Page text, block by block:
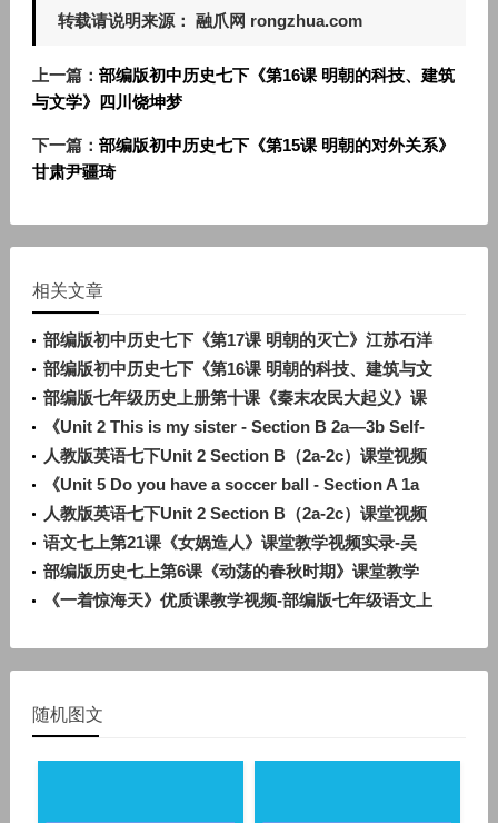
转载请说明来源： 融爪网 rongzhua.com
上一篇： 部编版初中历史七下《第16课 明朝的科技、建筑
与文学》四川饶坤梦
下一篇： 部编版初中历史七下《第15课 明朝的对外关系》
甘肃尹疆琦
相关文章
部编版初中历史七下《第17课 明朝的灭亡》江苏石洋
洋
部编版初中历史七下《第16课 明朝的科技、建筑与文
学》辽宁孙浩
部编版七年级历史上册第十课《秦末农民大起义》课
堂教学实录视频
《Unit 2 This is my sister - Section B 2a—3b Self-
check》人教版英语七上-内蒙古-何佳
人教版英语七下Unit 2 Section B（2a-2c）课堂视频
实录
《Unit 5 Do you have a soccer ball - Section A 1a
—2d》人教版英语七上-河北-孙玉玲
人教版英语七下Unit 2 Section B（2a-2c）课堂视频
实录（黄松）
语文七上第21课《女娲造人》课堂教学视频实录-吴
家榕
部编版历史七上第6课《动荡的春秋时期》课堂教学
视频实录-王永秀
《一着惊海天》优质课教学视频-部编版七年级语文上
随机图文